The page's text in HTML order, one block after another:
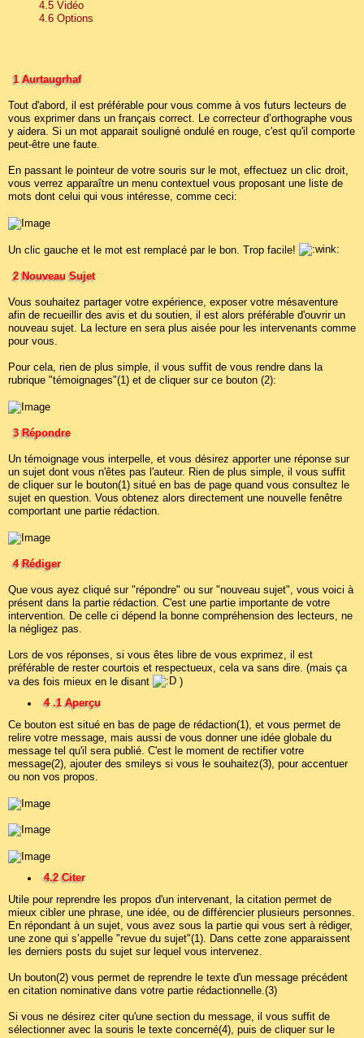
4.5 Vidéo
4.6 Options
1 Aurtaugrhaf
Tout d'abord, il est préférable pour vous comme à vos futurs lecteurs de
vous exprimer dans un français correct. Le correcteur d’orthographe vous
y aidera. Si un mot apparait souligné ondulé en rouge, c'est qu'il comporte
peut-être une faute.
En passant le pointeur de votre souris sur le mot, effectuez un clic droit,
vous verrez apparaître un menu contextuel vous proposant une liste de
mots dont celui qui vous intéresse, comme ceci:
Un clic gauche et le mot est remplacé par le bon. Trop facile!
2 Nouveau Sujet
Vous souhaitez partager votre expérience, exposer votre mésaventure
afin de recueillir des avis et du soutien, il est alors préférable d'ouvrir un
nouveau sujet. La lecture en sera plus aisée pour les intervenants comme
pour vous.
Pour cela, rien de plus simple, il vous suffit de vous rendre dans la
rubrique "témoignages"(1) et de cliquer sur ce bouton (2):
3 Répondre
Un témoignage vous interpelle, et vous désirez apporter une réponse sur
un sujet dont vous n'êtes pas l'auteur. Rien de plus simple, il vous suffit
de cliquer sur le bouton(1) situé en bas de page quand vous consultez le
sujet en question. Vous obtenez alors directement une nouvelle fenêtre
comportant une partie rédaction.
4 Rédiger
Que vous ayez cliqué sur "répondre" ou sur "nouveau sujet", vous voici à
présent dans la partie rédaction. C'est une partie importante de votre
intervention. De celle ci dépend la bonne compréhension des lecteurs, ne
la négligez pas.
Lors de vos réponses, si vous êtes libre de vous exprimez, il est
préférable de rester courtois et respectueux, cela va sans dire. (mais ça
va des fois mieux en le disant
)
4 .1 Aperçu
Ce bouton est situé en bas de page de rédaction(1), et vous permet de
relire votre message, mais aussi de vous donner une idée globale du
message tel qu'il sera publié. C'est le moment de rectifier votre
message(2), ajouter des smileys si vous le souhaitez(3), pour accentuer
ou non vos propos.
4.2 Citer
Utile pour reprendre les propos d'un intervenant, la citation permet de
mieux cibler une phrase, une idée, ou de différencier plusieurs personnes.
En répondant à un sujet, vous avez sous la partie qui vous sert à rédiger,
une zone qui s’appelle "revue du sujet"(1). Dans cette zone apparaissent
les derniers posts du sujet sur lequel vous intervenez.
Un bouton(2) vous permet de reprendre le texte d'un message précédent
en citation nominative dans votre partie rédactionnelle.(3)
Si vous ne désirez citer qu'une section du message, il vous suffit de
sélectionner avec la souris le texte concerné(4), puis de cliquer sur le